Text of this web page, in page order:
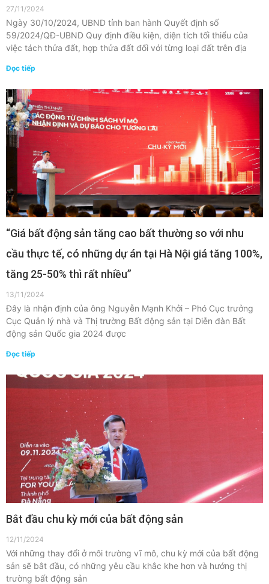
27/11/2024
Ngày 30/10/2024, UBND tỉnh ban hành Quyết định số
59/2024/QĐ-UBND Quy định điều kiện, diện tích tối thiểu của
việc tách thửa đất, hợp thửa đất đối với từng loại đất trên địa
Đọc tiếp
“Giá bất động sản tăng cao bất thường so với nhu
cầu thực tế, có những dự án tại Hà Nội giá tăng 100%,
tăng 25-50% thì rất nhiều”
13/11/2024
Đây là nhận định của ông Nguyễn Mạnh Khởi – Phó Cục trưởng
Cục Quản lý nhà và Thị trường Bất động sản tại Diễn đàn Bất
động sản Quốc gia 2024 được
Đọc tiếp
Bắt đầu chu kỳ mới của bất động sản
12/11/2024
Với những thay đổi ở môi trường vĩ mô, chu kỳ mới của bất động
sản sẽ bắt đầu, có những yêu cầu khắc khe hơn và hướng thị
trường bất động sản